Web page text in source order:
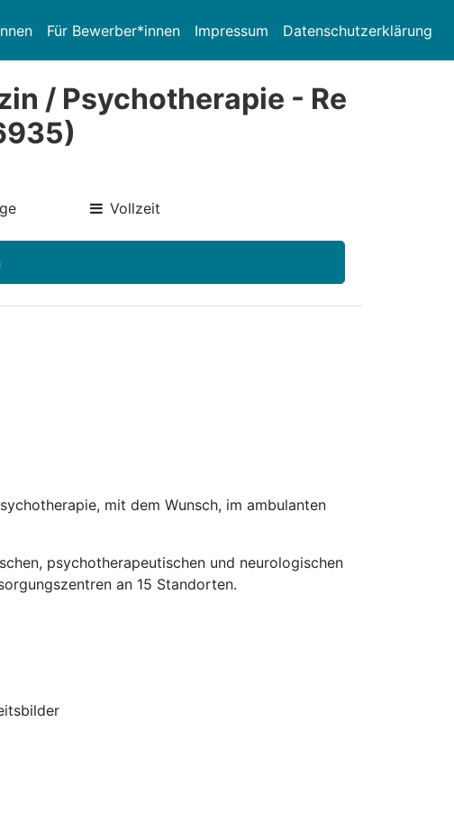
Für Bewerber*innen Impressum Datenschutzerklärung
/ Psychotherapie - Re
Vollzeit
mit dem Wunsch, im ambulanten
psychotherapeutischen und neurologischen
an 15 Standorten.